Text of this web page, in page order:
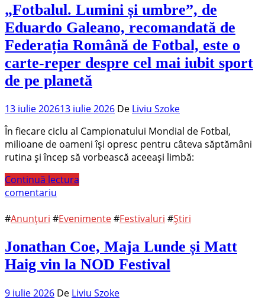
„Fotbalul. Lumini și umbre”, de
Eduardo Galeano, recomandată de
Federația Română de Fotbal, este o
carte-reper despre cel mai iubit sport
de pe planetă
13 iulie 202613 iulie 2026 De Liviu Szoke
În fiecare ciclu al Campionatului Mondial de Fotbal,
milioane de oameni își opresc pentru câteva săptămâni
rutina și încep să vorbească aceeași limbă:
Continuă lectura
comentariu
#Anunțuri #Evenimente#Festivaluri #Știri
Jonathan Coe, Maja Lunde și Matt
Haig vin la NOD Festival
9 iulie 2026 De Liviu Szoke